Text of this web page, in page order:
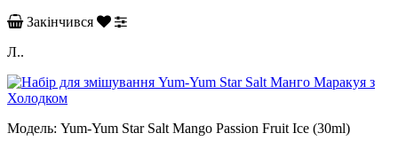
Закінчився
Л..
Модель: Yum-Yum Star Salt Mango Passion Fruit Ice (30ml)